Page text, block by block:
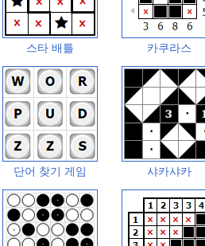
스타 배틀 카쿠라스
단어 찾기 게임 샤카샤카